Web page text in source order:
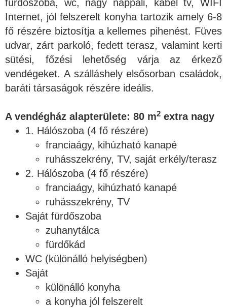
fürdőszoba, wc, nagy nappali, kábel tv, WIFI
Internet, jól felszerelt konyha tartozik amely 6-8
fő részére biztosítja a kellemes pihenést. Füves
udvar, zárt parkoló, fedett terasz, valamint kerti
sütési, főzési lehetőség várja az érkező
vendégeket. A szálláshely elsősorban családok,
baráti társaságok részére ideális.
A vendégház alapterülete: 80 m2 extra nagy
1. Hálószoba (4 fő részére)
franciaágy, kihúzható kanapé
ruhásszekrény, TV, saját erkély/terasz
2. Hálószoba (4 fő részére)
franciaágy, kihúzható kanapé
ruhásszekrény, TV
Saját fürdőszoba
zuhanytálca
fürdőkád
WC (különálló helyiségben)
Saját
különálló konyha
a konyha jól felszerelt